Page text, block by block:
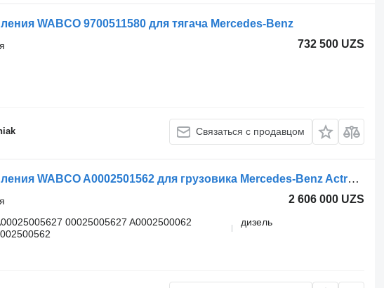
WABCO 9700511580 для тягача Mercedes-Benz
732 500 UZS
Связаться с продавцом
Рабочий цилиндр сцепления WABCO A0002501562 для грузовика Mercedes-Benz Actros, Axor MP1, MP2, MP3 (1996-2014)
2 606 000 UZS
00025005627 A0002500062
дизель